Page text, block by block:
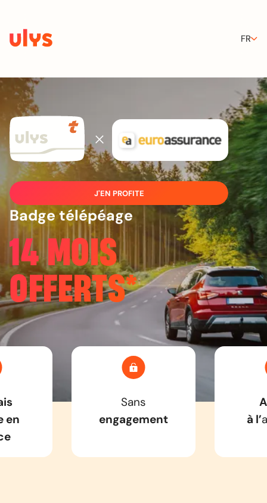
FR
J'EN PROFITE
Badge télépéage
14 MOIS
OFFERTS*
en
Sans
engagement
à l’